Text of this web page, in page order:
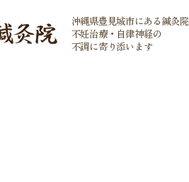
沖縄県豊見城市にある鍼灸院
不妊治療・自律神経の
不調に寄り添います